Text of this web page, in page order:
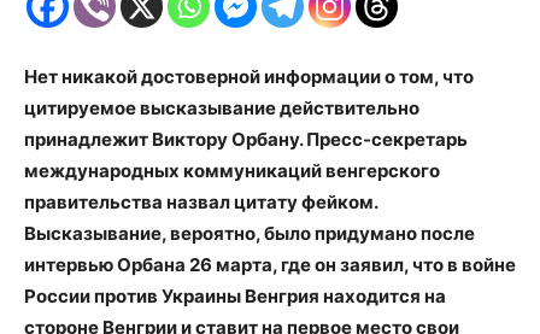
Нет никакой достоверной информации о том, что
цитируемое высказывание действительно
принадлежит Виктору Орбану. Пресс-секретарь
международных коммуникаций венгерского
правительства назвал цитату фейком.
Высказывание, вероятно, было придумано после
интервью Орбана 26 марта, где он заявил, что в войне
России против Украины Венгрия находится на
стороне Венгрии и ставит на первое место свои